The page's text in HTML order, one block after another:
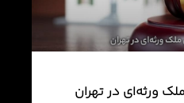
ورثه‌ای در تهران